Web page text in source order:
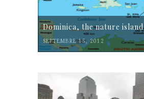
Dominica, the nature island
SEPTEMBRE 15, 2012